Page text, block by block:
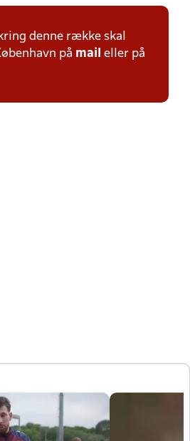
denne række skal
på mail eller på